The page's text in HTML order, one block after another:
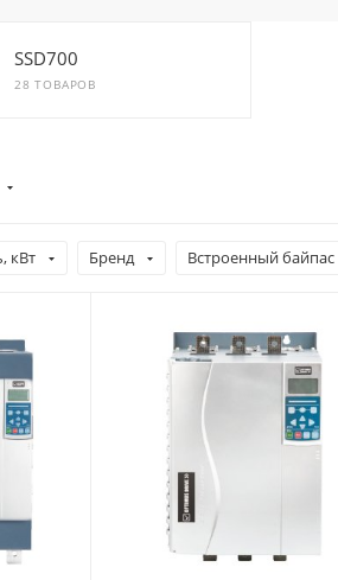
SSD700
28 ТОВАРОВ
кВт Бренд Встроенный байпас
Мощность, кВт
Номинальный ток, A
Степень защиты
Рабочая температура,
-10 ~ 60 °C